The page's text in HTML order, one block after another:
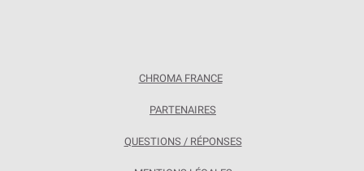
CHROMA FRANCE
PARTENAIRES
QUESTIONS / RÉPONSES